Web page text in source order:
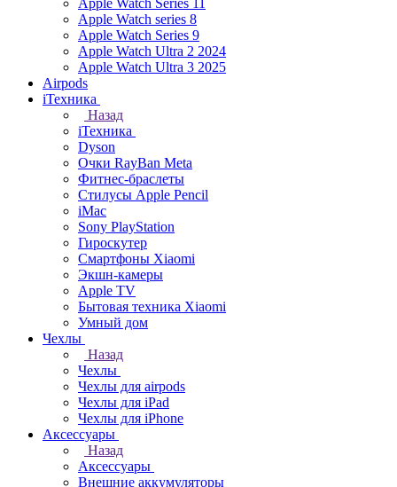
Apple Watch Series 11
Apple Watch series 8
Apple Watch Series 9
Apple Watch Ultra 2 2024
Apple Watch Ultra 3 2025
Airpods
iТехника
Назад
iТехника
Dyson
Очки RayBan Meta
Фитнес-браслеты
Стилусы Apple Pencil
iMac
Sony PlayStation
Гироскутер
Смартфоны Xiaomi
Экшн-камеры
Apple TV
Бытовая техника Xiaomi
Умный дом
Чехлы
Назад
Чехлы
Чехлы для airpods
Чехлы для iPad
Чехлы для iPhone
Аксессуары
Назад
Аксессуары
Внешние аккумуляторы